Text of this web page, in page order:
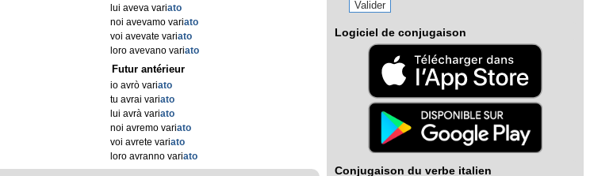
lui aveva variato
noi avevamo variato
voi avevate variato
loro avevano variato
Futur antérieur
io avrò variato
tu avrai variato
lui avrà variato
noi avremo variato
voi avrete variato
loro avranno variato
Logiciel de conjugaison
Conjugaison du verbe italien